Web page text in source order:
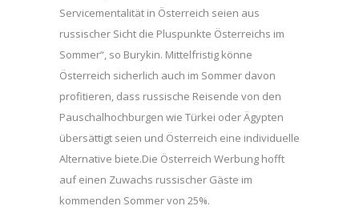
Servicementalität in Österreich seien aus
russischer Sicht die Pluspunkte Österreichs im
Sommer“, so Burykin. Mittelfristig könne
Österreich sicherlich auch im Sommer davon
profitieren, dass russische Reisende von den
Pauschalhochburgen wie Türkei oder Ägypten
übersättigt seien und Österreich eine individuelle
Alternative biete.Die Österreich Werbung hofft
auf einen Zuwachs russischer Gäste im
kommenden Sommer von 25%.